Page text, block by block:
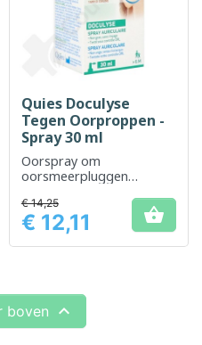
Quies Doculyse
Tegen Oorproppen -
Spray 30 ml
Oorspray om
oorsmeerpluggen
Prijs
€ 14,25
€ 12,11 
boven 